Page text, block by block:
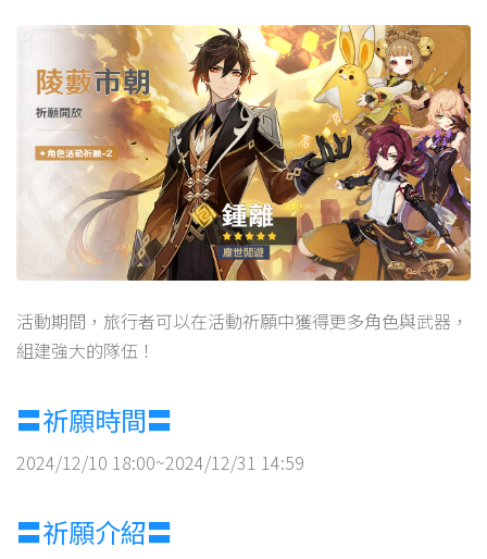
活動期間，旅行者可以在活動祈願中獲得更多角色與武器，
組建強大的隊伍！
〓祈願時間〓
2024/12/10 18:00~2024/12/31 14:59
〓祈願介紹〓